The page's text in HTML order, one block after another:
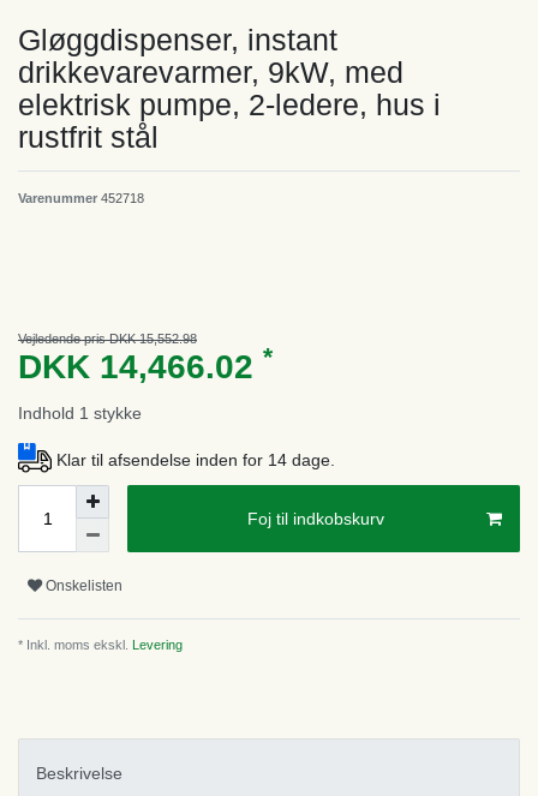
Gløggdispenser, instant
drikkevarevarmer, 9kW, med
elektrisk pumpe, 2-ledere, hus i
rustfrit stål
Varenummer 452718
Vejledende pris DKK 15,552.98
DKK 14,466.02 *
Indhold 1 stykke
Klar til afsendelse inden for 14 dage.
Foj til indkobskurv
Onskelisten
* Inkl. moms ekskl. Levering
Beskrivelse